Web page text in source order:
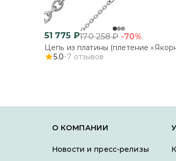
51 775 ₽170 258₽ -70%
Цепь из платины (плетение
5.0 7 отзывов
О КОМПАНИИ
Новости и пресс-релизы